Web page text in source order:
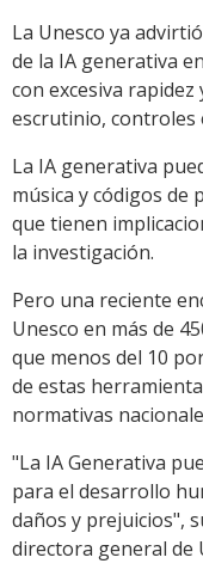
La Unesco ya
de la IA generativa
con excesiva
escrutinio, controles
La IA generativa
música y códigos
que tienen
la investigación.
Pero una reciente
Unesco en más de
que menos del 10
de estas
normativas
"La IA Generativa
para el desarrollo
daños y prejuicios",
directora general de